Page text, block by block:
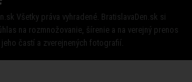
Všetky práva vyhradené. BratislavaDen.sk si
na rozmnožovanie, šírenie a na verejný prenos
častí a zverejnených fotografií.